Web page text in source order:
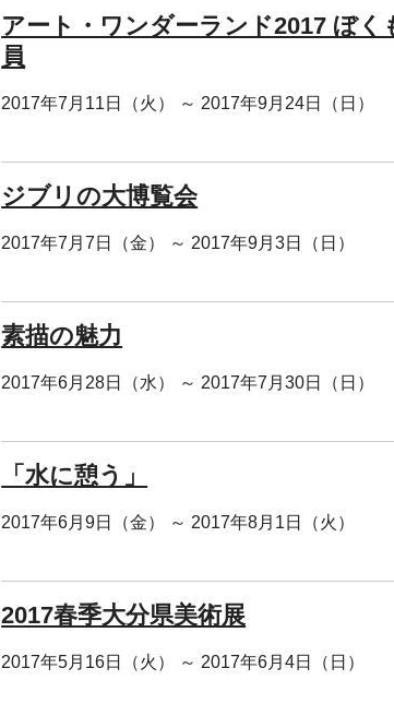
アート・ワンダーランド2017 ぼ
員
2017年7月11日（火） ～ 2017年9月24日（日）
ジブリの大博覧会
2017年7月7日（金） ～ 2017年9月3日（日）
素描の魅力
2017年6月28日（水） ～ 2017年7月30日（日）
「水に憩う」
2017年6月9日（金） ～ 2017年8月1日（火）
2017春季大分県美術展
2017年5月16日（火） ～ 2017年6月4日（日）